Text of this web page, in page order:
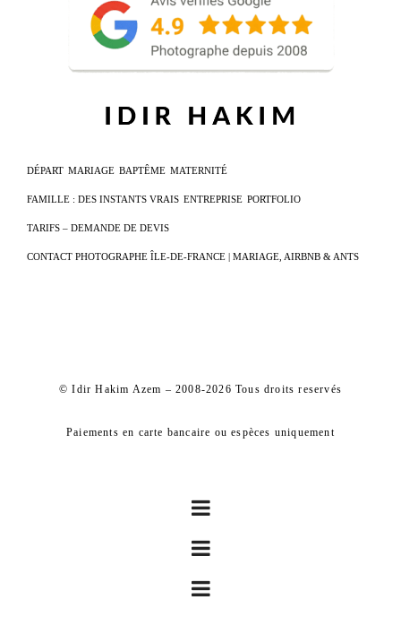
DÉPART MARIAGE BAPTÊME MATERNITÉ
FAMILLE : DES INSTANTS VRAIS ENTREPRISE PORTFOLIO
TARIFS – DEMANDE DE DEVIS
CONTACT PHOTOGRAPHE ÎLE-DE-FRANCE | MARIAGE, AIRBNB & ANTS
© Idir Hakim Azem – 2008-2026 Tous droits reservés
Paiements en carte bancaire ou espèces uniquement